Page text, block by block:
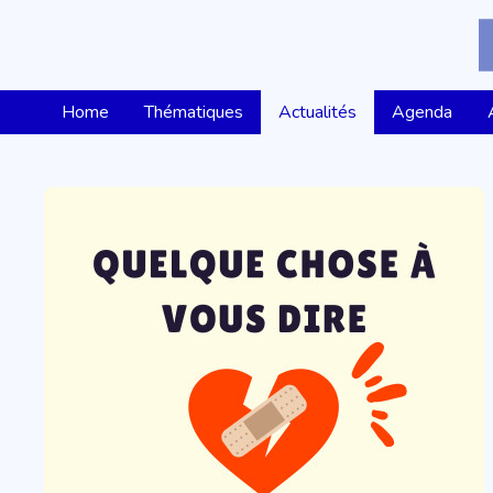
Home Thématiques Actualités Agenda